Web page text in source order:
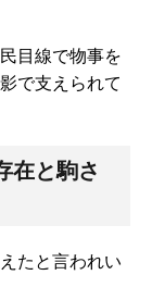
目線で物事を
で支えられて
在と駒さ
たと言われい